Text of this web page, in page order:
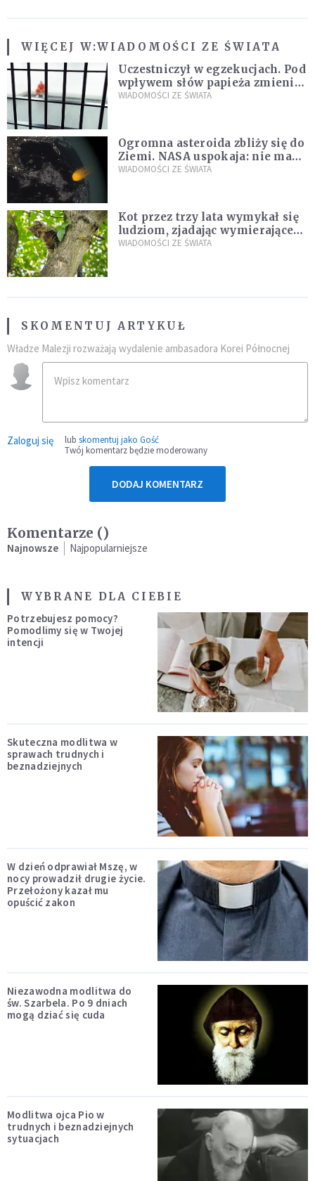
WIĘCEJ W:WIADOMOŚCI ZE ŚWIATA
Uczestniczył w egzekucjach. Pod
wpływem słów papieża zmienił
zdanie
WIADOMOŚCI ZE ŚWIATA
Ogromna asteroida zbliży się do
Ziemi. NASA uspokaja: nie ma
zagrożenia
WIADOMOŚCI ZE ŚWIATA
Kot przez trzy lata wymykał się
ludziom, zjadając wymierające
kaczki. W końcu popełnił
WIADOMOŚCI ZE ŚWIATA
SKOMENTUJ ARTYKUŁ
Władze Malezji rozważają wydalenie ambasadora Korei Północnej
Zaloguj się lub skomentuj jako Gość
Twój komentarz będzie moderowany
DODAJ KOMENTARZ
Komentarze ()
Najnowsze Najpopularniejsze
WYBRANE DLA CIEBIE
Potrzebujesz pomocy?
Pomodlimy się w Twojej
intencji
Skuteczna modlitwa w
sprawach trudnych i
beznadziejnych
W dzień odprawiał Mszę, w
nocy prowadził drugie życie.
Przełożony kazał mu
opuścić zakon
Niezawodna modlitwa do
św. Szarbela. Po 9 dniach
mogą dziać się cuda
Modlitwa ojca Pio w
trudnych i beznadziejnych
sytuacjach